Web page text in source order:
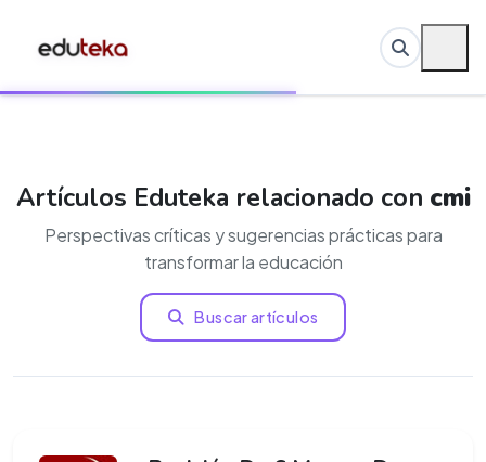
Artículos Eduteka relacionado con cmi
Perspectivas críticas y sugerencias prácticas para
transformar la educación
Buscar artículos